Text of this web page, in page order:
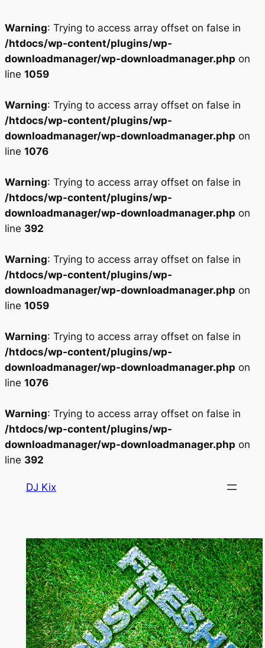
Warning: Trying to access array offset on false in
/htdocs/wp-content/plugins/wp-
downloadmanager/wp-downloadmanager.php on
line 1059
Warning: Trying to access array offset on false in
/htdocs/wp-content/plugins/wp-
downloadmanager/wp-downloadmanager.php on
line 1076
Warning: Trying to access array offset on false in
/htdocs/wp-content/plugins/wp-
downloadmanager/wp-downloadmanager.php on
line 392
Warning: Trying to access array offset on false in
/htdocs/wp-content/plugins/wp-
downloadmanager/wp-downloadmanager.php on
line 1059
Warning: Trying to access array offset on false in
/htdocs/wp-content/plugins/wp-
downloadmanager/wp-downloadmanager.php on
line 1076
Warning: Trying to access array offset on false in
/htdocs/wp-content/plugins/wp-
downloadmanager/wp-downloadmanager.php on
line 392
DJ Kix